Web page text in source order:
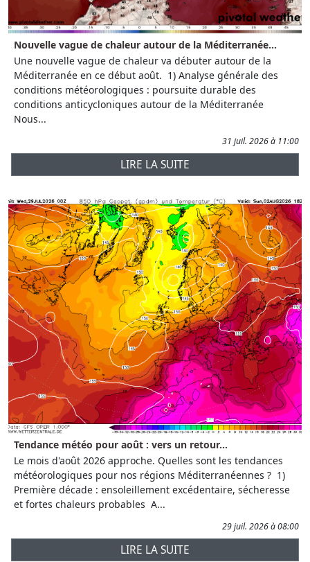
Nouvelle vague de chaleur autour de la Méditerranée...
Une nouvelle vague de chaleur va débuter autour de la
Méditerranée en ce début août. 1) Analyse générale des
conditions météorologiques : poursuite durable des
conditions anticycloniques autour de la Méditerranée
Nous...
31 juil. 2026 à 11:00
LIRE LA SUITE
Tendance météo pour août : vers un retour...
Le mois d'août 2026 approche. Quelles sont les tendances
météorologiques pour nos régions Méditerranéennes ? 1)
Première décade : ensoleillement excédentaire, sécheresse
et fortes chaleurs probables A...
29 juil. 2026 à 08:00
LIRE LA SUITE